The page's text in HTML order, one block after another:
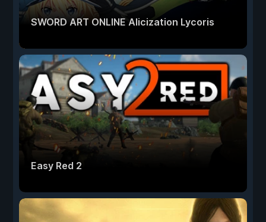
SWORD ART ONLINE Alicization Lycoris
Easy Red 2